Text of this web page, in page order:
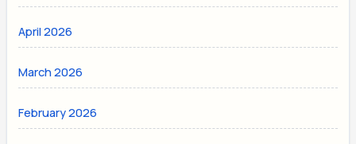
April 2026
March 2026
February 2026